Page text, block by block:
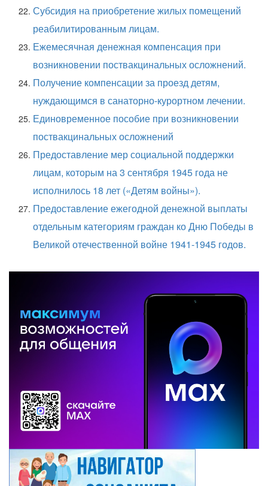
Субсидия на приобретение жилых помещений
реабилитированным лицам.
Ежемесячная денежная компенсация при
возникновении поствакцинальных осложнений.
Получение компенсации за проезд детям,
нуждающимся в санаторно-курортном лечении.
Единовременное пособие при возникновении
поствакцинальных осложнений
Предоставление мер социальной поддержки
лицам, которым на 3 сентября 1945 года не
исполнилось 18 лет («Детям войны»).
Предоставление ежегодной денежной выплаты
отдельным категориям граждан ко Дню Победы в
Великой отечественной войне 1941-1945 годов.